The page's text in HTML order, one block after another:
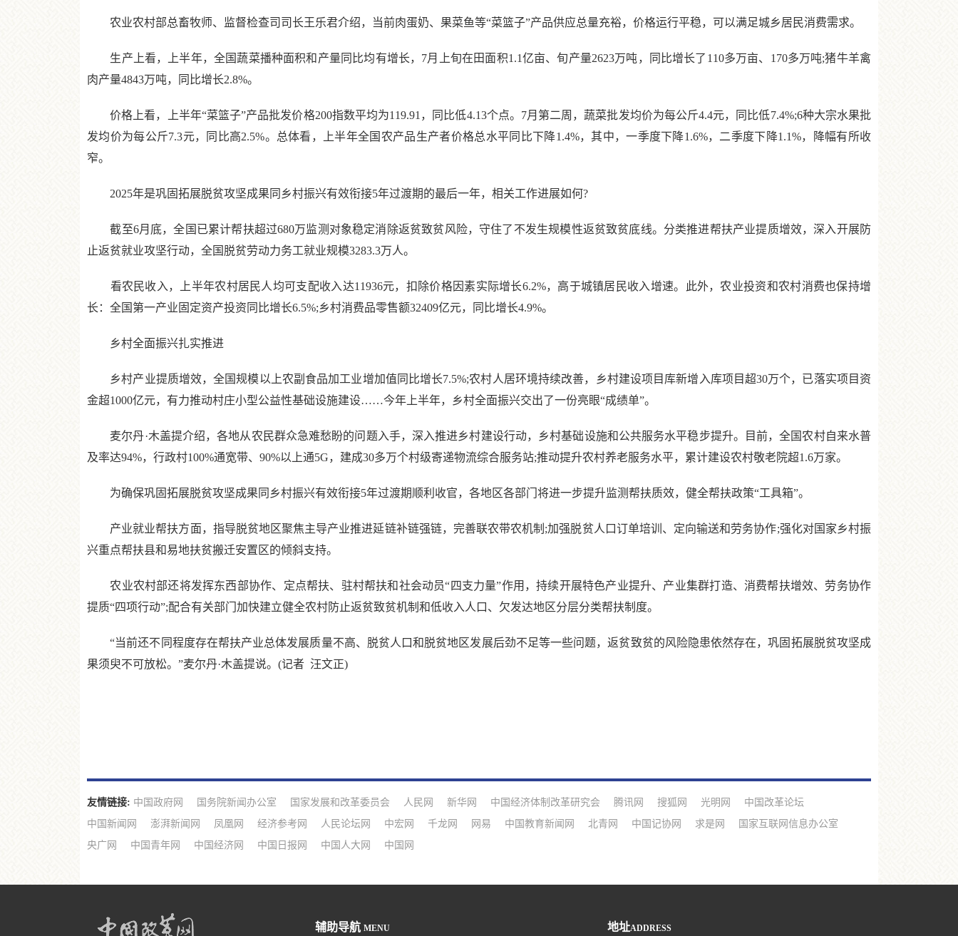
农业农村部总畜牧师、监督检查司司长王乐君介绍，当前肉蛋奶、果菜鱼等“菜篮子”产品供应总量充裕，价格运行平稳，可以满足城乡居民消费需求。
生产上看，上半年，全国蔬菜播种面积和产量同比均有增长，7月上旬在田面积1.1亿亩、旬产量2623万吨，同比增长了110多万亩、170多万吨;猪牛羊禽
肉产量4843万吨，同比增长2.8%。
价格上看，上半年“菜篮子”产品批发价格200指数平均为119.91，同比低4.13个点。7月第二周，蔬菜批发均价为每公斤4.4元，同比低7.4%;6种大宗水果批
发均价为每公斤7.3元，同比高2.5%。总体看，上半年全国农产品生产者价格总水平同比下降1.4%，其中，一季度下降1.6%，二季度下降1.1%，降幅有所收
窄。
2025年是巩固拓展脱贫攻坚成果同乡村振兴有效衔接5年过渡期的最后一年，相关工作进展如何?
截至6月底，全国已累计帮扶超过680万监测对象稳定消除返贫致贫风险，守住了不发生规模性返贫致贫底线。分类推进帮扶产业提质增效，深入开展防
止返贫就业攻坚行动，全国脱贫劳动力务工就业规模3283.3万人。
看农民收入，上半年农村居民人均可支配收入达11936元，扣除价格因素实际增长6.2%，高于城镇居民收入增速。此外，农业投资和农村消费也保持增
长：全国第一产业固定资产投资同比增长6.5%;乡村消费品零售额32409亿元，同比增长4.9%。
乡村全面振兴扎实推进
乡村产业提质增效，全国规模以上农副食品加工业增加值同比增长7.5%;农村人居环境持续改善，乡村建设项目库新增入库项目超30万个，已落实项目资
金超1000亿元，有力推动村庄小型公益性基础设施建设……今年上半年，乡村全面振兴交出了一份亮眼“成绩单”。
麦尔丹·木盖提介绍，各地从农民群众急难愁盼的问题入手，深入推进乡村建设行动，乡村基础设施和公共服务水平稳步提升。目前，全国农村自来水普
及率达94%，行政村100%通宽带、90%以上通5G，建成30多万个村级寄递物流综合服务站;推动提升农村养老服务水平，累计建设农村敬老院超1.6万家。
为确保巩固拓展脱贫攻坚成果同乡村振兴有效衔接5年过渡期顺利收官，各地区各部门将进一步提升监测帮扶质效，健全帮扶政策“工具箱”。
产业就业帮扶方面，指导脱贫地区聚焦主导产业推进延链补链强链，完善联农带农机制;加强脱贫人口订单培训、定向输送和劳务协作;强化对国家乡村振
兴重点帮扶县和易地扶贫搬迁安置区的倾斜支持。
农业农村部还将发挥东西部协作、定点帮扶、驻村帮扶和社会动员“四支力量”作用，持续开展特色产业提升、产业集群打造、消费帮扶增效、劳务协作
提质“四项行动”;配合有关部门加快建立健全农村防止返贫致贫机制和低收入人口、欠发达地区分层分类帮扶制度。
“当前还不同程度存在帮扶产业总体发展质量不高、脱贫人口和脱贫地区发展后劲不足等一些问题，返贫致贫的风险隐患依然存在，巩固拓展脱贫攻坚成
果须臾不可放松。”麦尔丹·木盖提说。(记者 汪文正)
友情链接: 中国政府网 国务院新闻办公室 国家发展和改革委员会 人民网 新华网 中国经济体制改革研究会 腾讯网 搜狐网 光明网
中国改革论坛
中国新闻网
澎湃新闻网 凤凰网 经济参考网 人民论坛网 中宏网 千龙网 网易 中国教育新闻网 北青网 中国记协网 求是网
国家互联网信息办公室
央广网
中国青年网 中国经济网 中国日报网 中国人大网 中国网
辅助导航 MENU 地址ADDRESS